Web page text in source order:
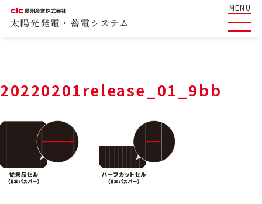
MENU
20220201release_01_9bb